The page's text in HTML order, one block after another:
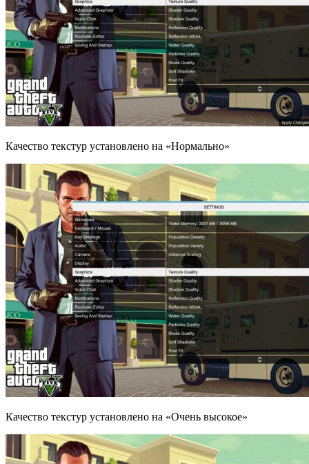
Качество текстур установлено на «Нормально»
Качество текстур установлено на «Очень высокое»